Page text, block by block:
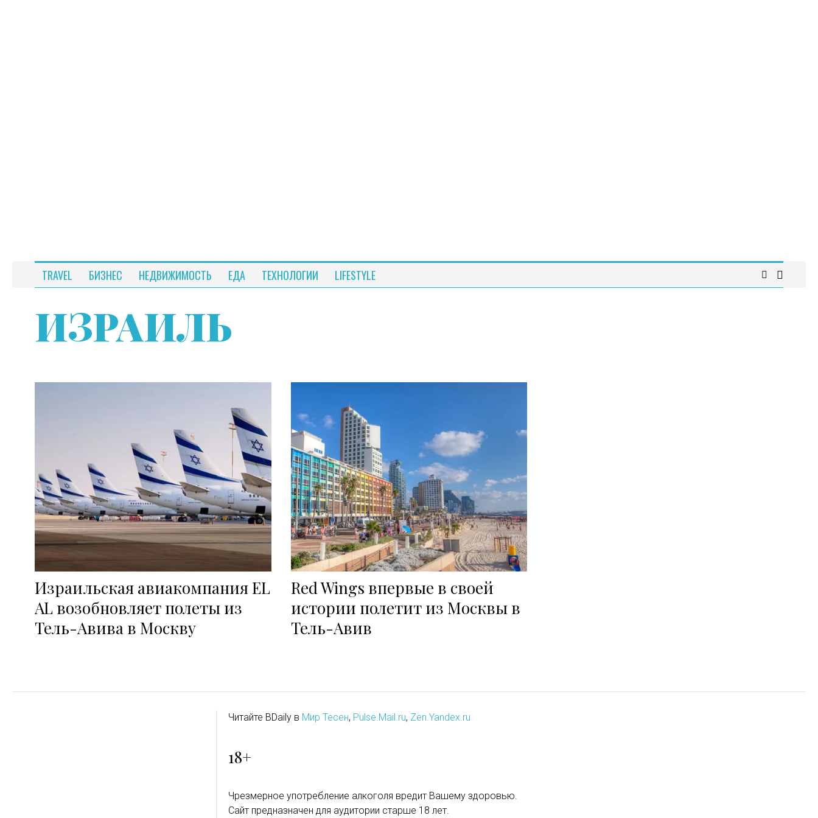
TRAVEL БИЗНЕС НЕДВИЖИМОСТЬ ЕДА ТЕХНОЛОГИИ LIFESTYLE
ИЗРАИЛЬ
Израильская авиакомпания EL
AL возобновляет полеты из
Тель-Авива в Москву
Red Wings впервые в своей
истории полетит из Москвы в
Тель-Авив
Читайте BDaily в Мир Тесен, Pulse.Mail.ru, Zen.Yandex.ru
18+
Чрезмерное употребление алкоголя вредит Вашему здоровью.
Сайт предназначен для аудитории старше 18 лет.